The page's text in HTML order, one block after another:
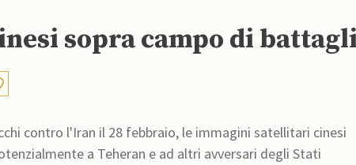
sopra campo di
contro l'Iran il 28 febbraio, le immagini satellitari cinesi
a Teheran e ad altri avversari degli Stati